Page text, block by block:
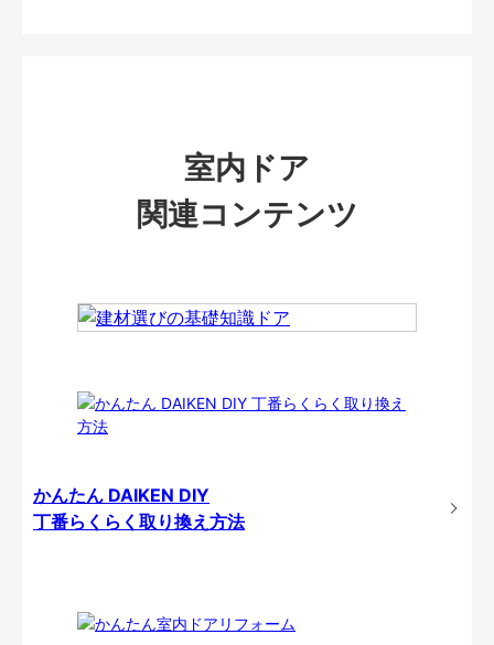
室内ドア
関連コンテンツ
かんたん DAIKEN DIY
丁番らくらく取り換え方法